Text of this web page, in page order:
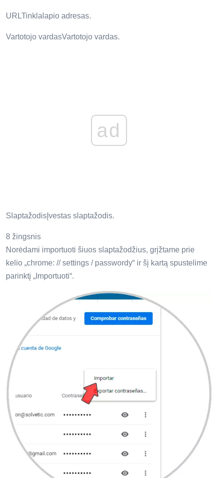
URLTinklalapio adresas.
Vartotojo vardasVartotojo vardas.
ad
SlaptažodisĮvestas slaptažodis.
8 žingsnis
Norėdami importuoti šiuos slaptažodžius, grįžtame prie
kelio „chrome: // settings / passwordy“ ir šį kartą spustelime
parinktį „Importuoti“.